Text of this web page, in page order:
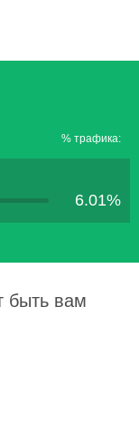
% трафика:
6.01%
быть вам